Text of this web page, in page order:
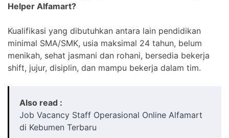
Helper Alfamart?
Kualifikasi yang dibutuhkan antara lain pendidikan
minimal SMA/SMK, usia maksimal 24 tahun, belum
menikah, sehat jasmani dan rohani, bersedia bekerja
shift, jujur, disiplin, dan mampu bekerja dalam tim.
Also read :
Job Vacancy Staff Operasional Online Alfamart
di Kebumen Terbaru